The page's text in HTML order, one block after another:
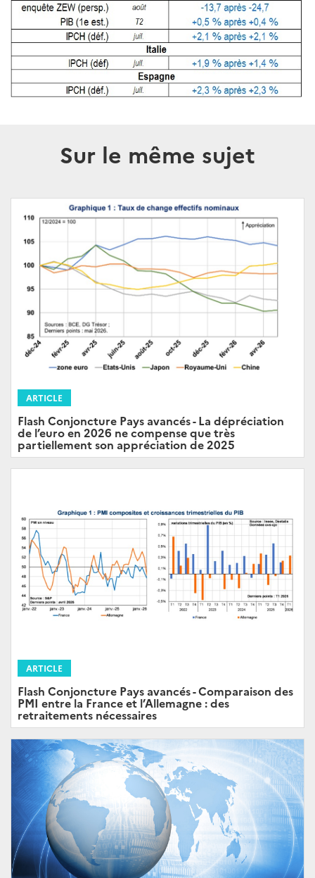
Sur le même sujet
ARTICLE
Flash Conjoncture Pays avancés - La dépréciation
de l’euro en 2026 ne compense que très
partiellement son appréciation de 2025
ARTICLE
Flash Conjoncture Pays avancés - Comparaison des
PMI entre la France et l’Allemagne : des
retraitements nécessaires